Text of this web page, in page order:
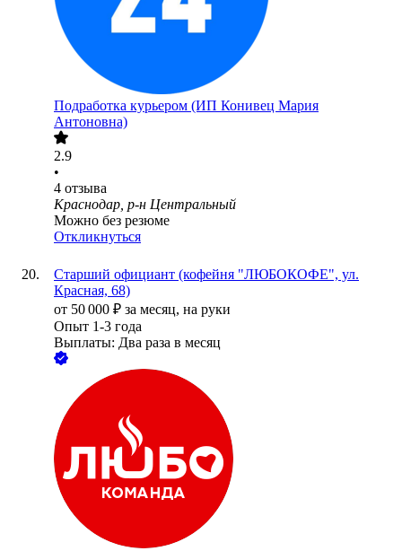
Подработка курьером (ИП Конивец Мария
Антоновна)
2.9
•
4 отзыва
Краснодар, р-н Центральный
Можно без резюме
Откликнуться
Старший официант (кофейня "ЛЮБОКОФЕ", ул.
Красная, 68)
от 50 000 ₽ за месяц, на руки
Опыт 1-3 года
Выплаты: Два раза в месяц